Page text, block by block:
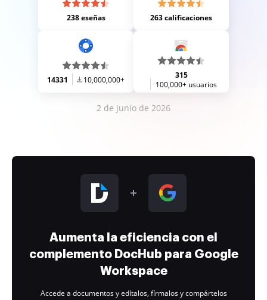
238 eseñas 263 calificaciones
14331 10,000,000+
315
100,000+ usuarios
2 de junio de 2026
Aumenta la eficiencia con el
complemento DocHub para Google
Workspace
Accede a documentos y edítalos, fírmalos y compártelos